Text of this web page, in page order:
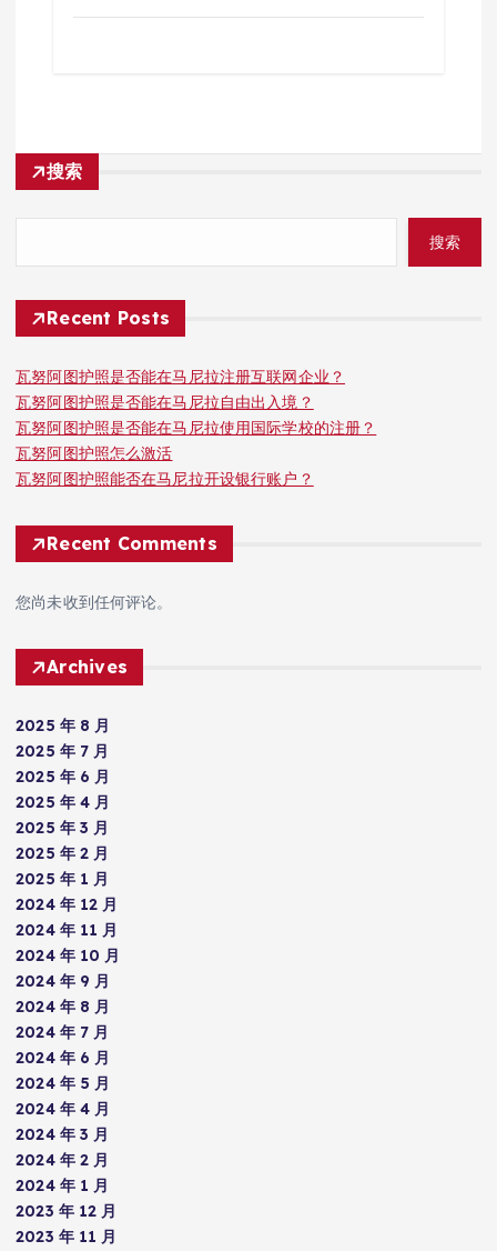
搜索
搜索
Recent Posts
瓦努阿图护照是否能在马尼拉注册互联网企业？
瓦努阿图护照是否能在马尼拉自由出入境？
瓦努阿图护照是否能在马尼拉使用国际学校的注册？
瓦努阿图护照怎么激活
瓦努阿图护照能否在马尼拉开设银行账户？
Recent Comments
您尚未收到任何评论。
Archives
2025 年 8 月
2025 年 7 月
2025 年 6 月
2025 年 4 月
2025 年 3 月
2025 年 2 月
2025 年 1 月
2024 年 12 月
2024 年 11 月
2024 年 10 月
2024 年 9 月
2024 年 8 月
2024 年 7 月
2024 年 6 月
2024 年 5 月
2024 年 4 月
2024 年 3 月
2024 年 2 月
2024 年 1 月
2023 年 12 月
2023 年 11 月